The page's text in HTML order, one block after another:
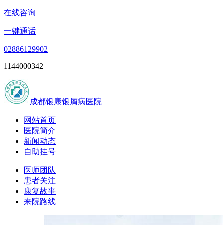
在线咨询
一键通话
02886129902
1144000342
成都银康银屑病医院
网站首页
医院简介
新闻动态
自助挂号
医师团队
患者关注
康复故事
来院路线